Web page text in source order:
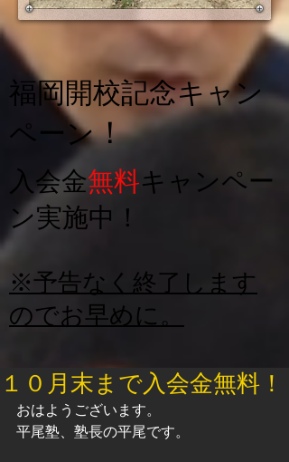
福岡開校記念キャン
ペーン！
入会金無料キャンペー
ン実施中！
※予告なく終了します
のでお早めに。
１０月末まで入会金無料！
おはようございます。
平尾塾、塾長の平尾です。